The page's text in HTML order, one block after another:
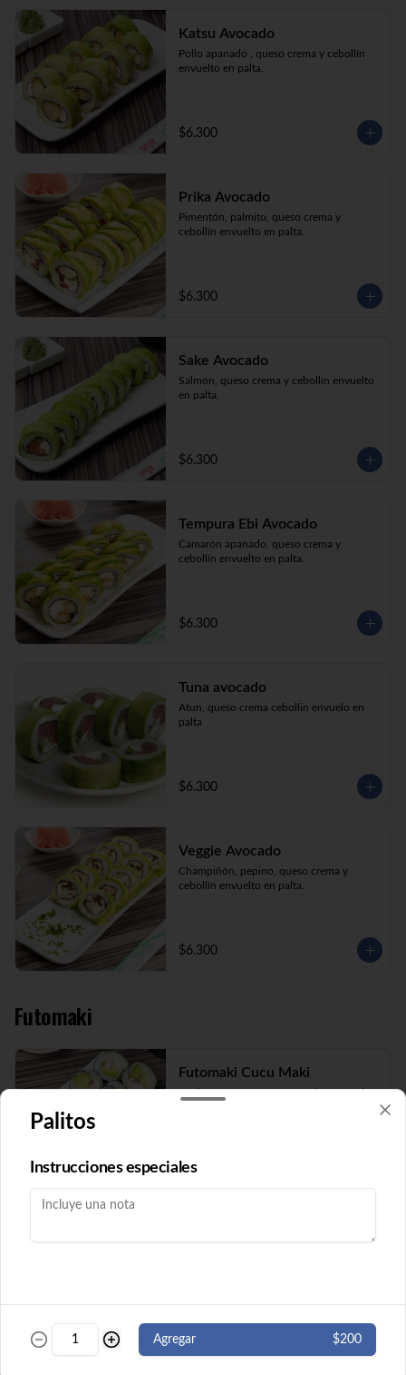
Katsu Avocado
Pollo apanado , queso crema y cebollín
envuelto en palta.
$6.300
Prika Avocado
Pimentón, palmito, queso crema y
cebollín envuelto en palta.
$6.300
Sake Avocado
Salmón, queso crema y cebollín envuelto
en palta.
$6.300
Tempura Ebi Avocado
Camarón apanado, queso crema y
cebollín envuelto en palta.
$6.300
Tuna avocado
Atun, queso crema cebollin envuelo en
palta
$6.300
Veggie Avocado
Champiñón, pepino, queso crema y
cebollín envuelto en palta.
$6.300
Futomaki
Futomaki Cucu Maki
Pepino y queso crema envuelto en nori. 8
$5.500
$5.500
Palitos
Instrucciones especiales
Agregar $200